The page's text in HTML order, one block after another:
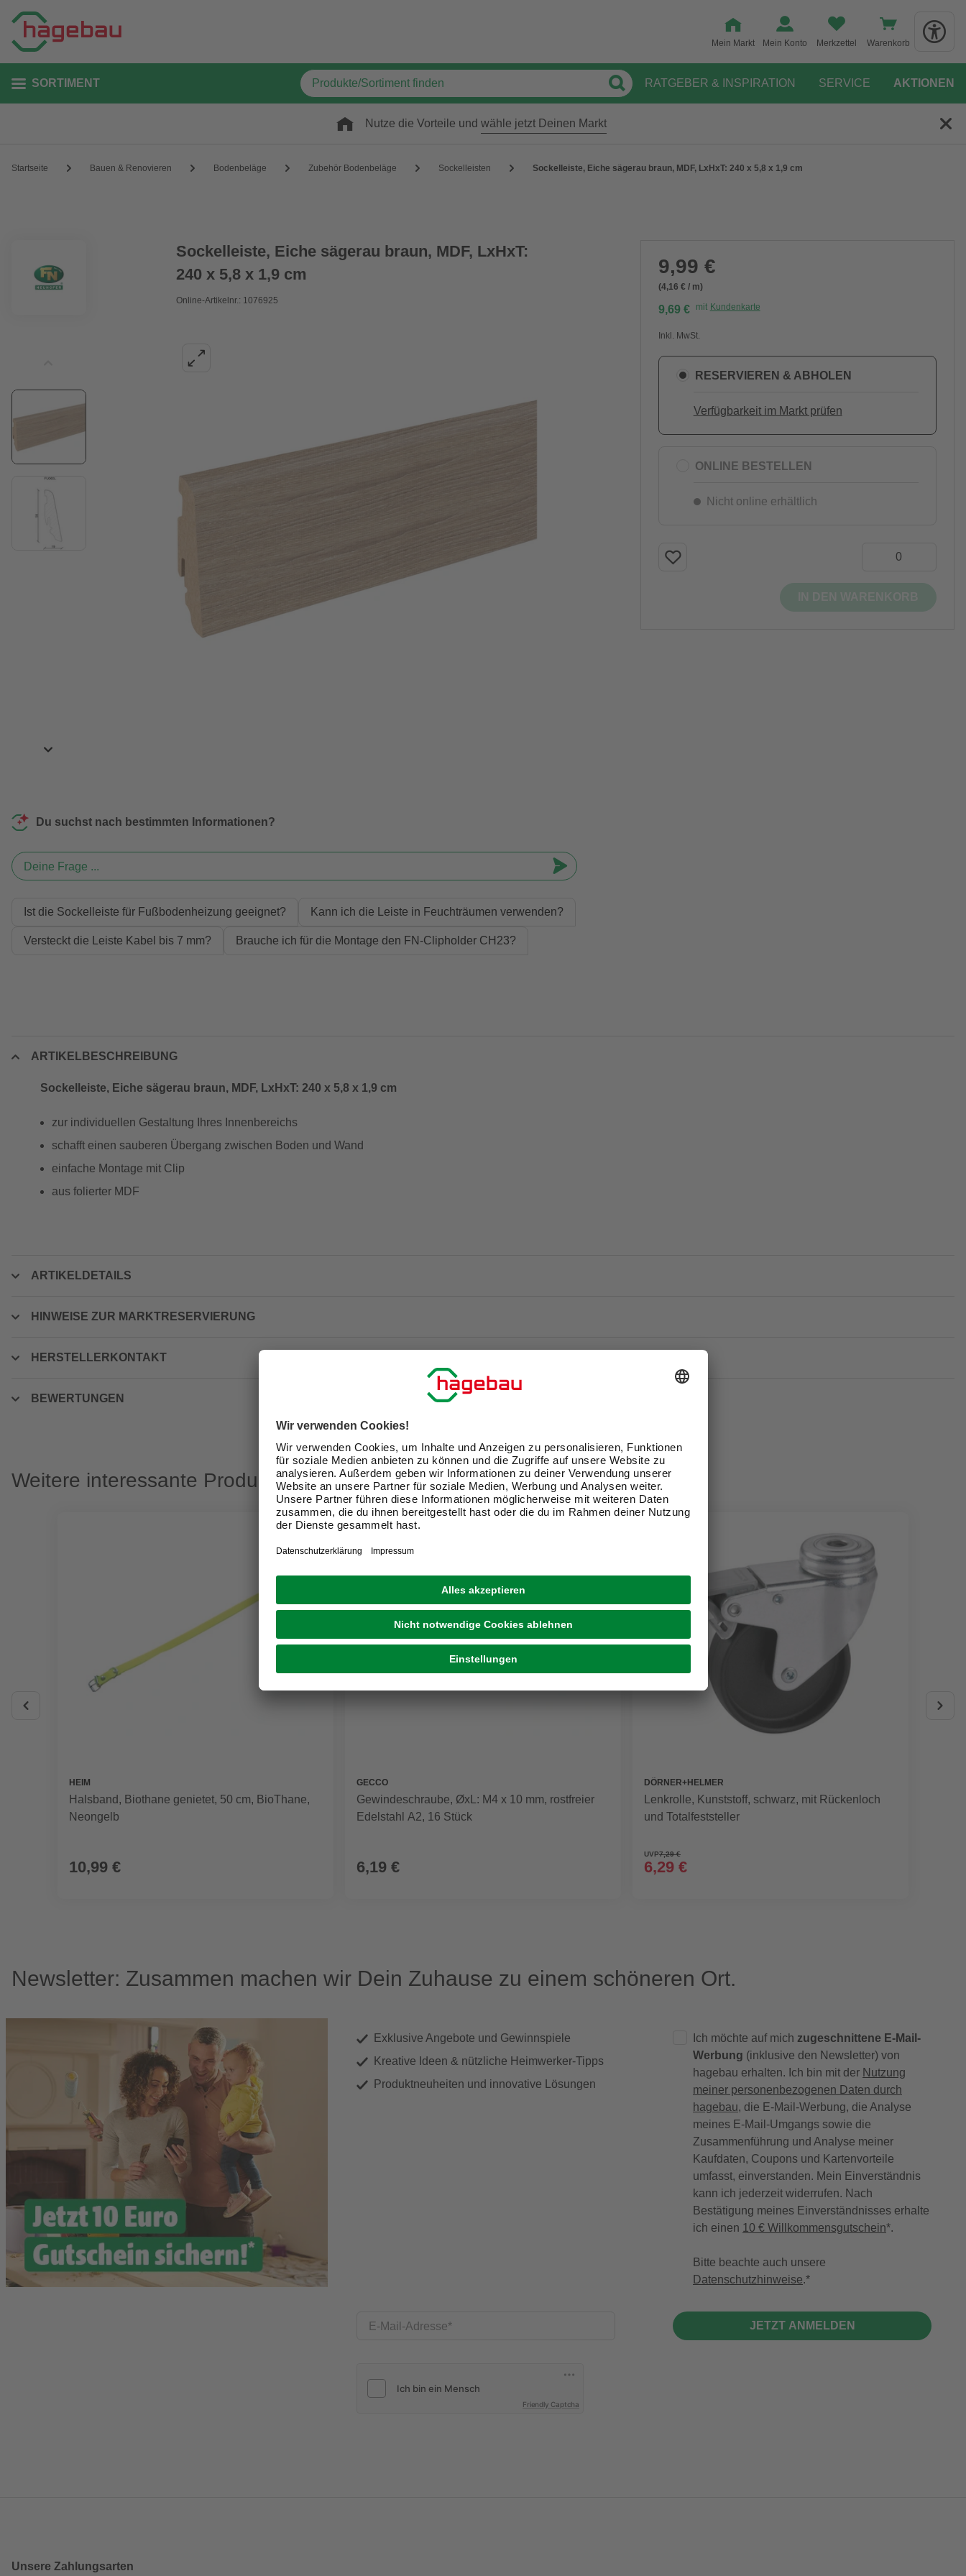
Mein Markt Mein Konto Merkzettel Warenkorb
SORTIMENT RATGEBER & INSPIRATION SERVICE AKTIONEN
Nutze die Vorteile und wähle jetzt Deinen Markt
Startseite Bauen & Renovieren Bodenbeläge Zubehör Bodenbeläge Sockelleisten Sockelleiste, Eiche sägerau braun, MDF, LxHxT: 240 x 5,8 x 1,9 cm
Sockelleiste, Eiche sägerau braun, MDF, LxHxT:
240 x 5,8 x 1,9 cm
Online-Artikelnr.: 1076925
9,99 €
(4,16 € / m)
9,69 € mit Kundenkarte
Inkl. MwSt.
RESERVIEREN & ABHOLEN
Verfügbarkeit im Markt prüfen
ONLINE BESTELLEN
Nicht online erhältlich
Du suchst nach bestimmten Informationen?
Deine Frage ...
Ist die Sockelleiste für Fußbodenheizung geeignet? Kann ich die Leiste in Feuchträumen verwenden?
Versteckt die Leiste Kabel bis 7 mm? Brauche ich für die Montage den FN-Clipholder CH23?
ARTIKELBESCHREIBUNG
Sockelleiste, Eiche sägerau braun, MDF, LxHxT: 240 x 5,8 x 1,9 cm
zur individuellen Gestaltung Ihres Innenbereichs
schafft einen sauberen Übergang zwischen Boden und Wand
einfache Montage mit Clip
aus folierter MDF
ARTIKELDETAILS
HINWEISE ZUR MARKTRESERVIERUNG
HERSTELLERKONTAKT
BEWERTUNGEN
Weitere interessante Produkte
HEIM
Halsband, Biothane genietet, 50 cm, BioThane,
Neongelb
10,99 €
GECCO
Gewindeschraube, ØxL: M4 x 10 mm, rostfreier
Edelstahl A2, 16 Stück
6,19 €
DÖRNER+HELMER
Lenkrolle, Kunststoff, schwarz, mit Rückenloch
und Totalfeststeller
UVP7,29 €
6,29 €
Newsletter: Zusammen machen wir Dein Zuhause zu einem schöneren Ort.
Exklusive Angebote und Gewinnspiele
Kreative Ideen & nützliche Heimwerker-Tipps
Produktneuheiten und innovative Lösungen
E-Mail-Adresse
Friendly Captcha
Ich möchte auf mich zugeschnittene E-Mail-
Werbung (inklusive den Newsletter) von
hagebau erhalten. Ich bin mit der Nutzung
meiner personenbezogenen Daten durch
hagebau, die E-Mail-Werbung, die Analyse
meines E-Mail-Umgangs sowie die
Zusammenführung und Analyse meiner
Kaufdaten, Coupons und Kartenvorteile
umfasst, einverstanden. Mein Einverständnis
kann ich jederzeit widerrufen. Nach
Bestätigung meines Einverständnisses erhalte
ich einen 10 € Willkommensgutschein*.
Bitte beachte auch unsere
Datenschutzhinweise.
JETZT ANMELDEN
Unsere Zahlungsarten